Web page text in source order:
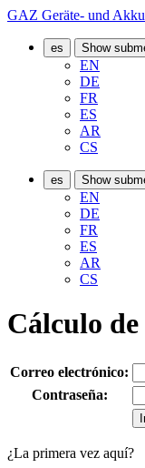
GAZ Geräte- und
es Show
EN
DE
FR
ES
AR
CS
es Show
EN
DE
FR
ES
AR
CS
Cálculo
Correo electrónico:
Contraseña:
¿La primera vez aquí?